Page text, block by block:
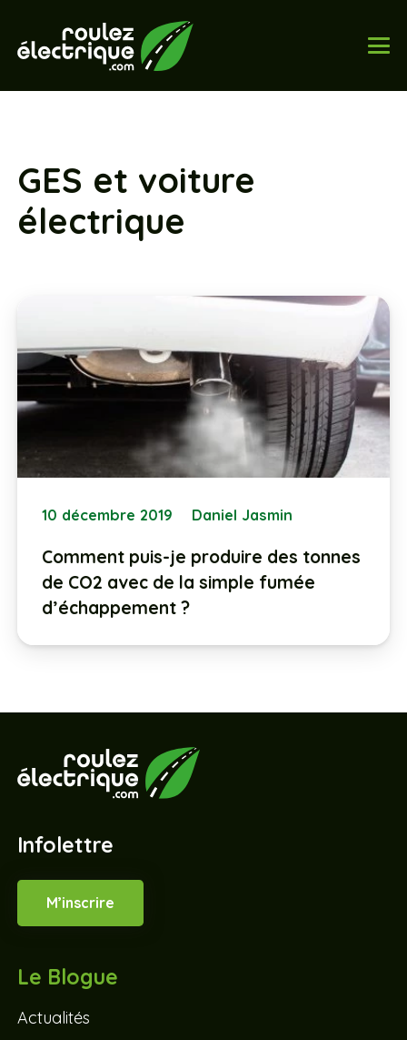
GES et voiture
électrique
10 décembre 2019 Daniel Jasmin
Comment puis-je produire des tonnes
de CO2 avec de la simple fumée
d’échappement ?
Infolettre
M’inscrire
Le Blogue
Actualités